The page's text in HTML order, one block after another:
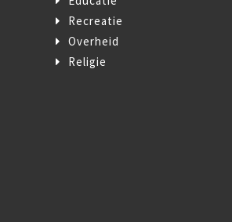
Recreatie
Overheid
Religie